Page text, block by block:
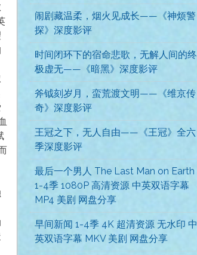
闹剧藏温柔，烟火见成长——《神烦警
探》深度影评
时间闭环下的宿命悲歌，无解人间的终
极虚无——《暗黑》深度影评
斧钺刻岁月，蛮荒渡文明——《维京传
奇》深度影评
王冠之下，无人自由——《王冠》全六
季深度影评
最后一个男人 The Last Man on Earth
1-4季 1080P 高清资源 中英双语字幕
MP4 美剧 网盘分享
早间新闻 1-4季 4K 超清资源 无水印 中
英双语字幕 MKV 美剧 网盘分享